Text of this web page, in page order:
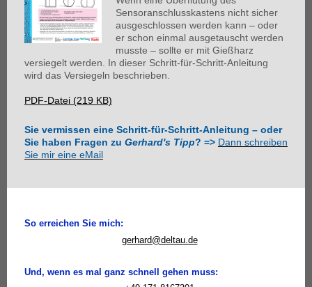
Sensoranschlusskastens nicht sicher
ausgeschlossen werden kann – oder
er schon einmal ausgetauscht werden
musste – sollte er mit Gießharz
versiegelt werden. In dieser Schritt-für-Schritt-Anleitung
wird das Versiegeln beschrieben.
PDF-Datei (219 KB)
Sie vermissen eine Schritt-für-Schritt-Anleitung – oder
Sie haben Fragen zu Gerhard's Tipp? => Dann schreiben
Sie mir eine eMail
So erreichen Sie mich:
gerhard@deltau.de
Und, wenn es mal ganz schnell gehen muss: